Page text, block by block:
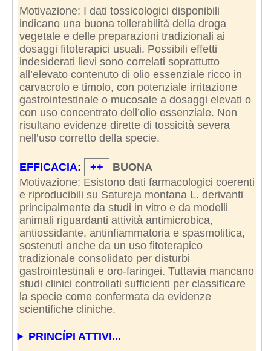
Motivazione: I dati tossicologici disponibili
indicano una buona tollerabilità della droga
vegetale e delle preparazioni tradizionali ai
dosaggi fitoterapici usuali. Possibili effetti
indesiderati lievi sono correlati soprattutto
all’elevato contenuto di olio essenziale ricco in
carvacrolo e timolo, con potenziale irritazione
gastrointestinale o mucosale a dosaggi elevati o
con uso concentrato dell’olio essenziale. Non
risultano evidenze dirette di tossicità severa
nell’uso corretto della specie.
EFFICACIA: ++
BUONA
Motivazione: Esistono dati farmacologici coerenti
e riproducibili su Satureja montana L. derivanti
principalmente da studi in vitro e da modelli
animali riguardanti attività antimicrobica,
antiossidante, antinfiammatoria e spasmolitica,
sostenuti anche da un uso fitoterapico
tradizionale consolidato per disturbi
gastrointestinali e oro-faringei. Tuttavia mancano
studi clinici controllati sufficienti per classificare
la specie come confermata da evidenze
scientifiche cliniche.
PRINCÍPI ATTIVI...